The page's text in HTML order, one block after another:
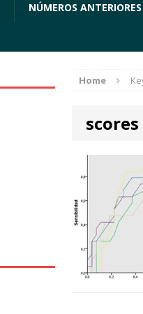
NÚMEROS ANTERIORES
Home
scores